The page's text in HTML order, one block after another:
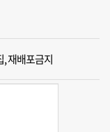
재배포금지